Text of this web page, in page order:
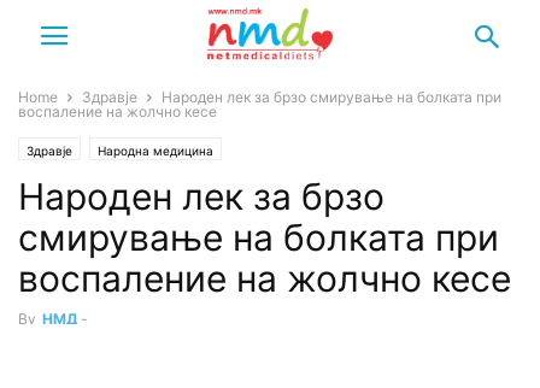
Home Здравје
Народен лек за брзо смирување на болката при
воспаление на жолчно кесе
Здравје Народна медицина
Народен лек за брзо
смирување на болката при
воспаление на жолчно кесе
By НМД -